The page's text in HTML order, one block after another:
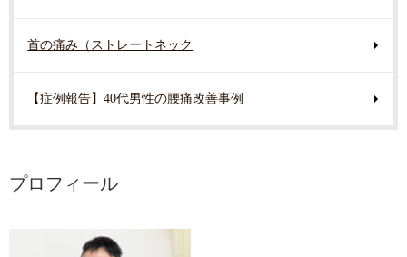
首の痛み（ストレートネック
【症例報告】40代男性の腰痛改善事例
プロフィール